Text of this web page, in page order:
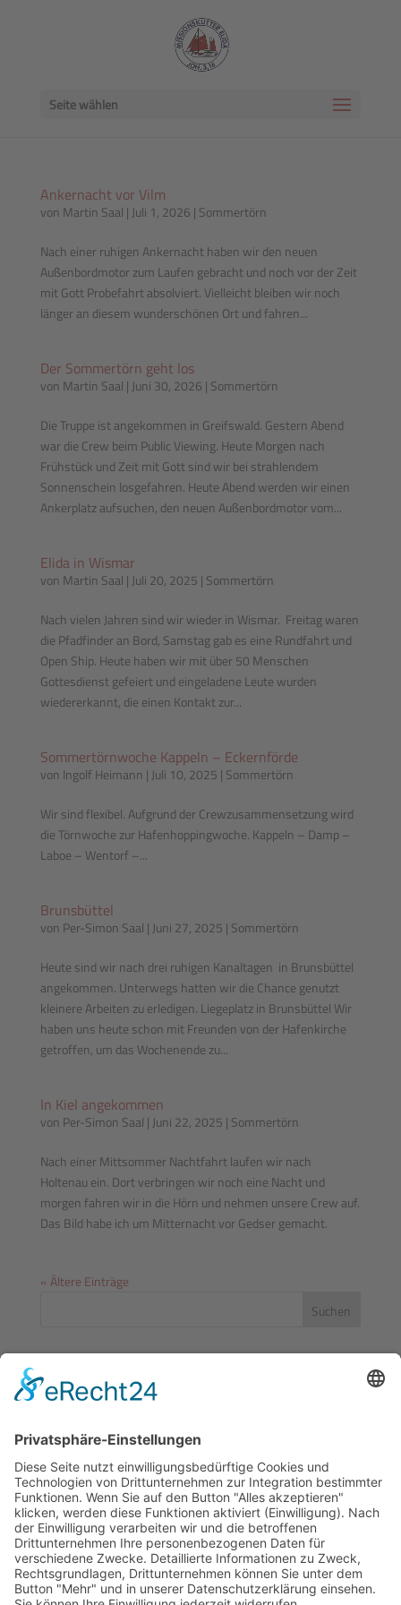
Seite wählen
Ankernacht vor Vilm
von Martin Saal | Juli 1, 2026 | Sommertörn
Nach einer ruhigen Ankernacht haben wir den neuen
Außenbordmotor zum Laufen gebracht und noch vor der Zeit
mit Gott Probefahrt absolviert. Vielleicht bleiben wir noch
länger an diesem wunderschönen Ort und fahren...
Der Sommertörn geht los
von Martin Saal | Juni 30, 2026 | Sommertörn
Die Truppe ist angekommen in Greifswald. Gestern Abend
war die Crew beim Public Viewing. Heute Morgen nach
Frühstück und Zeit mit Gott sind wir bei strahlendem
Sonnenschein losgefahren. Heute Abend werden wir einen
Ankerplatz aufsuchen, den neuen Außenbordmotor vom...
Elida in Wismar
von Martin Saal | Juli 20, 2025 | Sommertörn
Nach vielen Jahren sind wir wieder in Wismar. Freitag waren
die Pfadfinder an Bord, Samstag gab es eine Rundfahrt und
Open Ship. Heute haben wir mit über 50 Menschen
Gottesdienst gefeiert und eingeladene Leute wurden
wiedererkannt, die einen Kontakt zur...
Sommertörnwoche Kappeln – Eckernförde
von Ingolf Heimann | Juli 10, 2025 | Sommertörn
Wir sind flexibel. Aufgrund der Crewzusammensetzung wird
die Törnwoche zur Hafenhoppingwoche. Kappeln – Damp –
Laboe – Wentorf –...
Brunsbüttel
von Per-Simon Saal | Juni 27, 2025 | Sommertörn
Heute sind wir nach drei ruhigen Kanaltagen in Brunsbüttel
angekommen. Unterwegs hatten wir die Chance genutzt
kleinere Arbeiten zu erledigen. Liegeplatz in Brunsbüttel Wir
haben uns heute schon mit Freunden von der Hafenkirche
getroffen, um das Wochenende zu...
In Kiel angekommen
von Per-Simon Saal | Juni 22, 2025 | Sommertörn
Nach einer Mittsommer Nachtfahrt laufen wir nach
Holtenau ein. Dort verbringen wir noch eine Nacht und
morgen fahren wir in die Hörn und nehmen unsere Crew auf.
Das Bild habe ich um Mitternacht vor Gedser gemacht.
« Ältere Einträge
Suchen
Letzte Beiträge
Haikutterregatta 2026
Abwettern in Peenemünde
Ankernacht vor Vilm
Der Sommertörn geht los
Sr. BettinazuHaikutterregatta 2026
Rebecca VogtmannzuSommertörnwoche Kappeln –
Eckernförde